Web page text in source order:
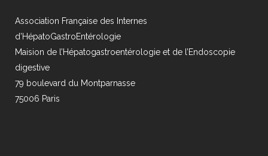
Association Française des Internes
d’HépatoGastroEntérologie
Maision de l’Hépatogastroentérologie et de l’Endoscopie
digestive
79 boulevard du Montparnasse
75006 Paris